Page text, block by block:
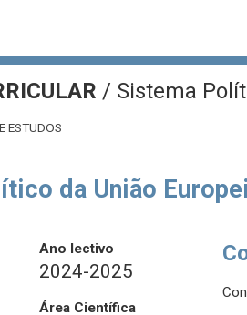
/ Sistema
ESTUDOS
da União
Ano lectivo
2024-2025
Área Científica